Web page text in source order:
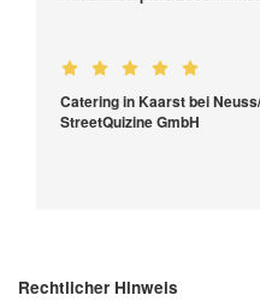
Catering in Kaarst bei
StreetQuizine GmbH
Rechtlicher Hinweis